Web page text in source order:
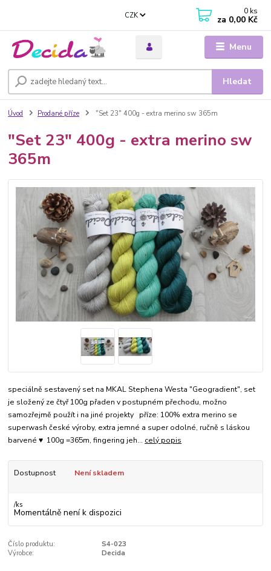
Menu
CZK
Hledat
0 ks
za 0,00 Kč
Úvod Prodané příze "Set 23" 400g - extra merino sw 365m
"Set 23" 400g - extra merino sw
365m
speciálně sestavený set na MKAL Stephena Westa "Geogradient", set
je složený ze čtyř 100g přaden v postupném přechodu, možno
samozřejmě použít i na jiné projekty příze: 100% extra merino se
superwash české výroby, extra jemné a super odolné, ručně s láskou
barvené ♥ 100g =365m, fingering jeh... celý popis
Dostupnost Není skladem
/ks
Momentálně není k dispozici
Číslo produktu:
S4-023
Výrobce:
Decida